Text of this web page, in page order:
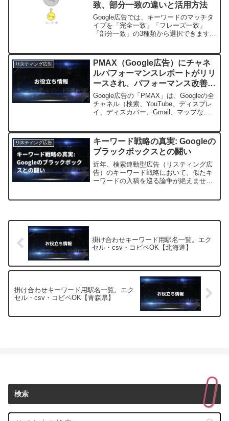
致、部分一致の違いと活用方法
Google広告では、キーワードのマッチタ
イプを「完全一致」「フレーズ一致」
「部分一致」の3種類から選択できます。
す。完全一致: ユーザーの検索クエリが
キーワードと完全に一...
リスティング広告
PMAX（Google広告）にチャネ
ルパフォーマンスレポートがリリ
ースされ、パフォーマンス改善を
加速！新アップデートを活用した
戦略と注意点【2025/5】
Google広告の「PMAX」は、Googleの全
チャネル（検索、YouTube、ディスプレ
イ、ディスカバー、Gmail、マップな
タイプです。しかし、「どのチャネル
が...
リスティング広告
キーワード戦略の真実: Googleの
ブラックボックスとの闘い
近年、検索連動型広告（リスティング広
告）のキーワード戦略において、似たキ
ーワードの入稿を巡る論争が絶えませ
掛け合わせキーワード用駅名一覧。エク
セル・csv・コピペOK【北海道】
掛け合わせキーワード用駅名一覧。エク
セル・csv・コピペOK【青森県】
検索